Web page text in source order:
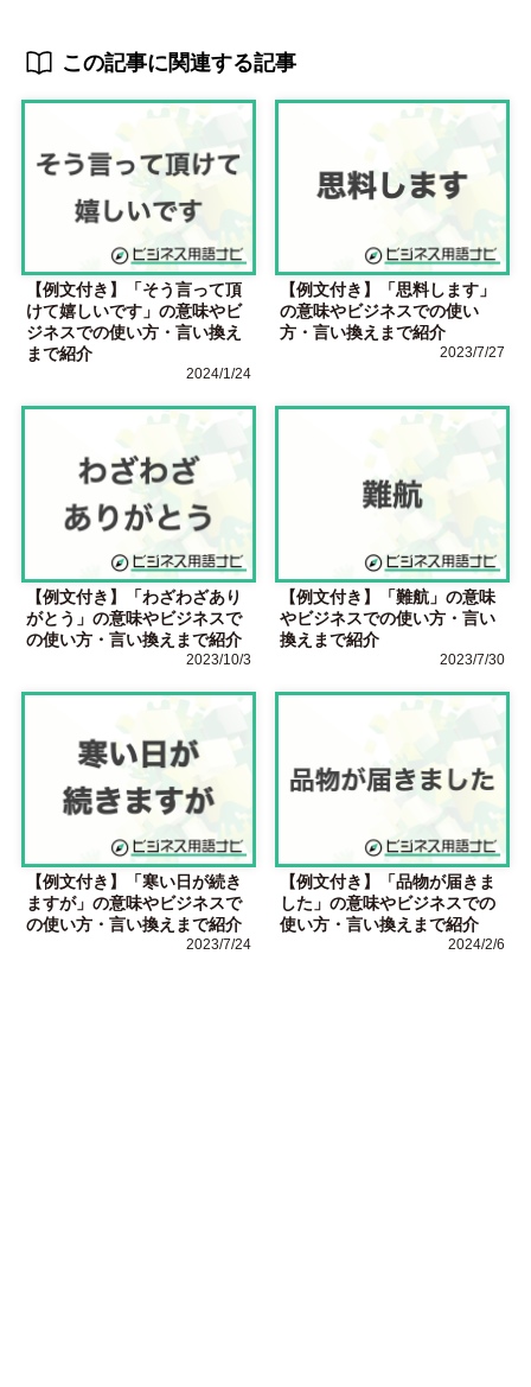
この記事に関連する記事
【例文付き】「そう言って頂
けて嬉しいです」の意味やビ
ジネスでの使い方・言い換え
まで紹介
2024/1/24
【例文付き】「思料します」
の意味やビジネスでの使い
方・言い換えまで紹介
2023/7/27
【例文付き】「わざわざあり
がとう」の意味やビジネスで
の使い方・言い換えまで紹介
2023/10/3
【例文付き】「難航」の意味
やビジネスでの使い方・言い
換えまで紹介
2023/7/30
【例文付き】「寒い日が続き
ますが」の意味やビジネスで
の使い方・言い換えまで紹介
2023/7/24
【例文付き】「品物が届きま
した」の意味やビジネスでの
使い方・言い換えまで紹介
2024/2/6